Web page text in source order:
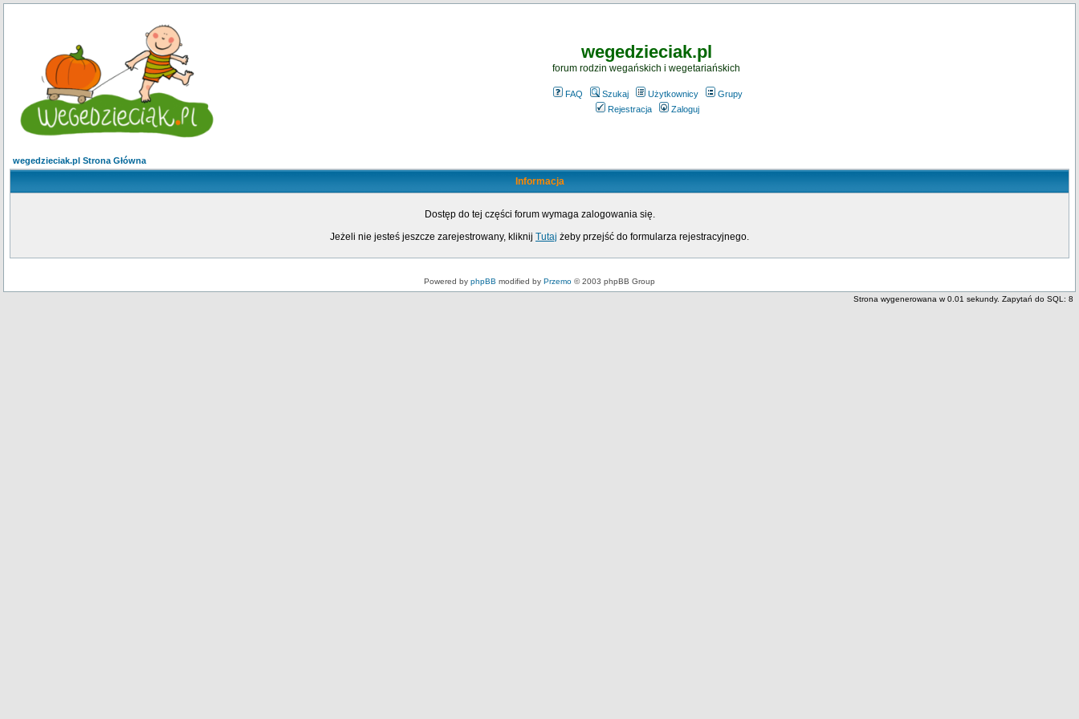
wegedzieciak.pl
forum rodzin wegańskich i wegetariańskich
FAQ Szukaj Użytkownicy
Grupy
Rejestracja
Zaloguj
wegedzieciak.pl Strona Główna
Informacja
Dostęp do tej części forum wymaga zalogowania się.
Jeżeli nie jesteś jeszcze zarejestrowany, kliknij Tutaj żeby przejść do formularza rejestracyjnego.
Powered by phpBB modified by Przemo © 2003 phpBB Group
Strona wygenerowana w 0.01 sekundy. Zapytań do SQL: 8